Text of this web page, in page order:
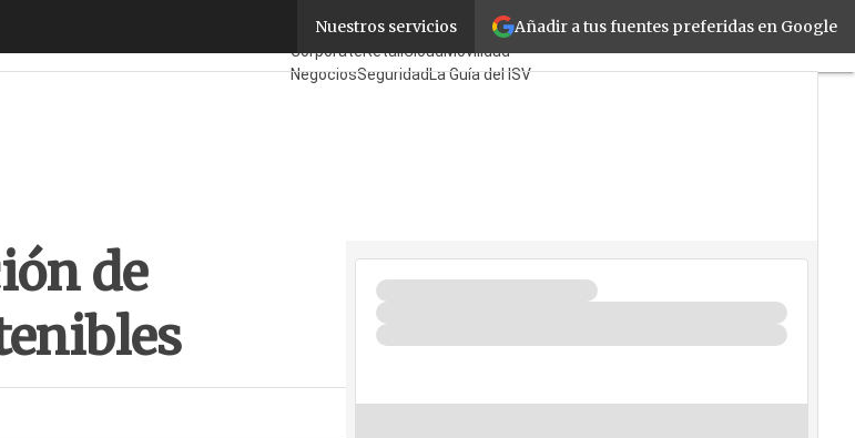
Añadir a tus fuentes preferidas en Google
Nuestros servicios
FabricantesMayoristas TicPymes
CorporateRetailCloudMovilidad
NegociosSeguridadLa Guía del ISV
de